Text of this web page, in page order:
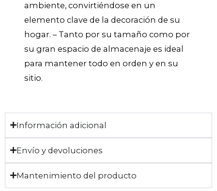
ambiente, convirtiéndose en un
elemento clave de la decoración de su
hogar. – Tanto por su tamaño como por
su gran espacio de almacenaje es ideal
para mantener todo en orden y en su
sitio.
Información adicional
Envío y devoluciones
Mantenimiento del producto